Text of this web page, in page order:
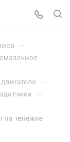
—
—
—
на тележке